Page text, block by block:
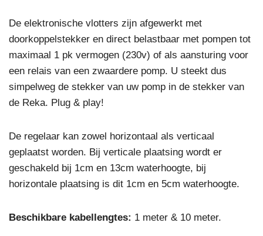
De elektronische vlotters zijn afgewerkt met
doorkoppelstekker en direct belastbaar met pompen tot
maximaal 1 pk vermogen (230v) of als aansturing voor
een relais van een zwaardere pomp. U steekt dus
simpelweg de stekker van uw pomp in de stekker van
de Reka. Plug & play!
De regelaar kan zowel horizontaal als verticaal
geplaatst worden. Bij verticale plaatsing wordt er
geschakeld bij 1cm en 13cm waterhoogte, bij
horizontale plaatsing is dit 1cm en 5cm waterhoogte.
Beschikbare kabellengtes: 1 meter & 10 meter.